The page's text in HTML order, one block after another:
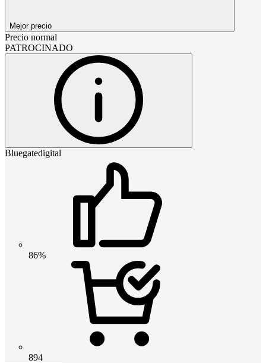
Mejor precio
Precio normal
PATROCINADO
Bluegatedigital
86%
894